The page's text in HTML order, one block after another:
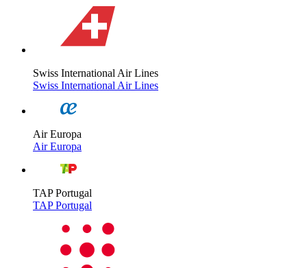
Swiss International Air Lines
Swiss International Air Lines
Air Europa
Air Europa
TAP Portugal
TAP Portugal